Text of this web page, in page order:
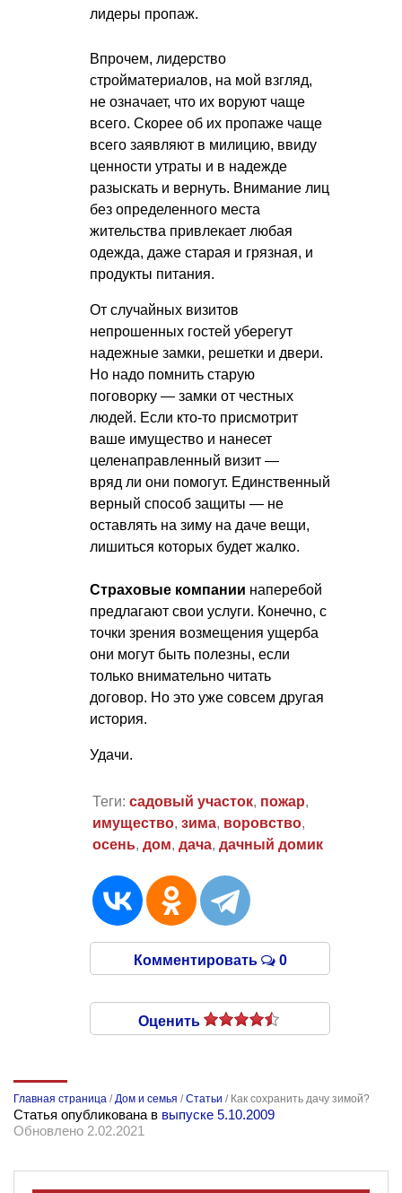
лидеры пропаж.
Впрочем, лидерство
стройматериалов, на мой взгляд,
не означает, что их воруют чаще
всего. Скорее об их пропаже чаще
всего заявляют в милицию, ввиду
ценности утраты и в надежде
разыскать и вернуть. Внимание лиц
без определенного места
жительства привлекает любая
одежда, даже старая и грязная, и
продукты питания.
От случайных визитов
непрошенных гостей уберегут
надежные замки, решетки и двери.
Но надо помнить старую
поговорку — замки от честных
людей. Если кто-то присмотрит
ваше имущество и нанесет
целенаправленный визит —
вряд ли они помогут. Единственный
верный способ защиты — не
оставлять на зиму на даче вещи,
лишиться которых будет жалко.
Страховые компании наперебой
предлагают свои услуги. Конечно, с
точки зрения возмещения ущерба
они могут быть полезны, если
только внимательно читать
договор. Но это уже совсем другая
история.
Удачи.
Теги: садовый участок, пожар,
имущество, зима, воровство,
осень, дом, дача, дачный домик
Комментировать 0
Оценить
Главная страница /Дом и семья /Статьи / Как сохранить дачу зимой?
Статья опубликована в выпуске 5.10.2009
Обновлено 2.02.2021